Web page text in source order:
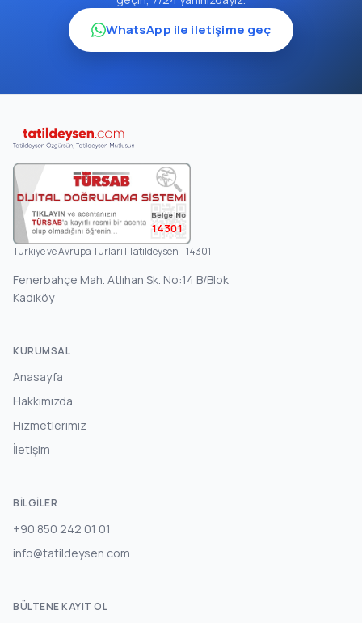
WhatsApp ile iletişime geç
14301
Türkiye ve Avrupa Turları | Tatildeysen - 14301
Fenerbahçe Mah. Atlıhan Sk. No:14 B/Blok
Kadıköy
KURUMSAL
Anasayfa
Hakkımızda
Hizmetlerimiz
İletişim
BILGILER
+90 850 242 01 01
info@tatildeysen.com
BÜLTENE KAYIT OL